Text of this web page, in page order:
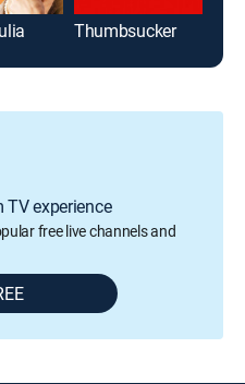
Thumbsucker
experience
free live channels and